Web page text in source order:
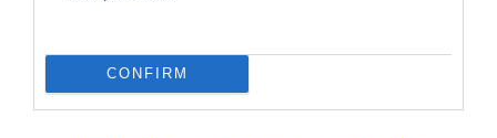
CONFIRM